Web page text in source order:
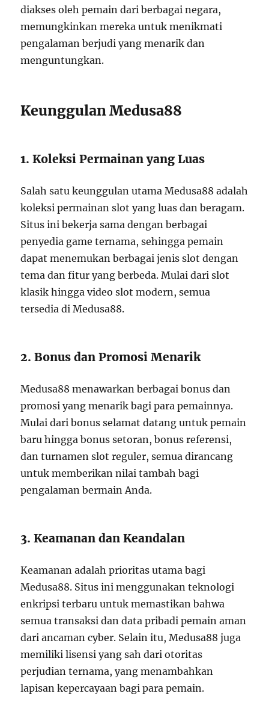
diakses oleh pemain dari berbagai negara,
memungkinkan mereka untuk menikmati
pengalaman berjudi yang menarik dan
menguntungkan.
Keunggulan Medusa88
1. Koleksi Permainan yang Luas
Salah satu keunggulan utama Medusa88 adalah
koleksi permainan slot yang luas dan beragam.
Situs ini bekerja sama dengan berbagai
penyedia game ternama, sehingga pemain
dapat menemukan berbagai jenis slot dengan
tema dan fitur yang berbeda. Mulai dari slot
klasik hingga video slot modern, semua
tersedia di Medusa88.
2. Bonus dan Promosi Menarik
Medusa88 menawarkan berbagai bonus dan
promosi yang menarik bagi para pemainnya.
Mulai dari bonus selamat datang untuk pemain
baru hingga bonus setoran, bonus referensi,
dan turnamen slot reguler, semua dirancang
untuk memberikan nilai tambah bagi
pengalaman bermain Anda.
3. Keamanan dan Keandalan
Keamanan adalah prioritas utama bagi
Medusa88. Situs ini menggunakan teknologi
enkripsi terbaru untuk memastikan bahwa
semua transaksi dan data pribadi pemain aman
dari ancaman cyber. Selain itu, Medusa88 juga
memiliki lisensi yang sah dari otoritas
perjudian ternama, yang menambahkan
lapisan kepercayaan bagi para pemain.